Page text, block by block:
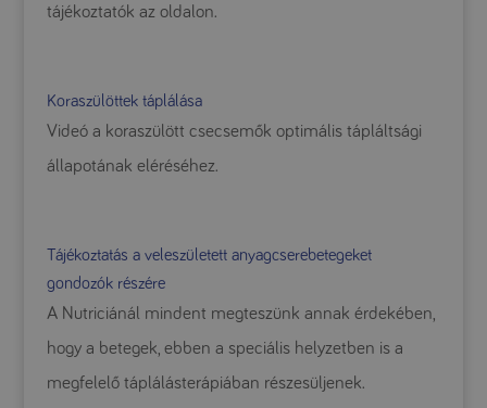
tájékoztatók az oldalon.
Koraszülöttek táplálása
Videó a koraszülött csecsemők optimális tápláltsági
állapotának eléréséhez.
Tájékoztatás a veleszületett anyagcserebetegeket
gondozók részére
A Nutriciánál mindent megteszünk annak érdekében,
hogy a betegek, ebben a speciális helyzetben is a
megfelelő táplálásterápiában részesüljenek.